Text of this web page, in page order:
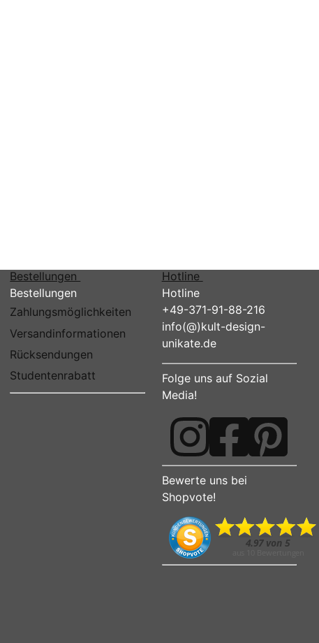
Bestellungen
Bestellungen
Zahlungsmöglichkeiten
Versandinformationen
Rücksendungen
Studentenrabatt
Hotline
Hotline
+49-371-91-88-216
info(@)kult-design-
unikate.de
Folge uns auf Sozial
Media!
Bewerte uns bei
Shopvote!